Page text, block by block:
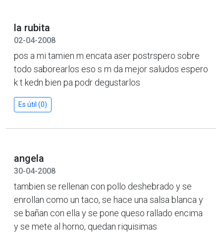
la rubita
02-04-2008
pos a mi tamien m encata aser postrspero sobre
todo saborearlos eso s m da mejor saludos espero
k t kedn bien pa podr degustarlos
Es útil (0)
angela
30-04-2008
tambien se rellenan con pollo deshebrado y se
enrollan como un taco, se hace una salsa blanca y
se bañan con ella y se pone queso rallado encima
y se mete al horno, quedan riquisimas